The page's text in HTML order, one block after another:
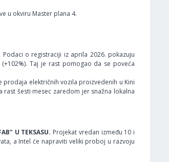
u okviru Master plana 4.
. Podaci o registraciji iz aprila 2026. pokazuju
Taj je rast pomogao da se poveća
prodaja električnih vozila proizvedenih u Kini
šesti mesec zaredom jer snažna lokalna
U TEKSASU. Projekat vredan između 10 i
a Intel će napraviti veliki proboj u razvoju